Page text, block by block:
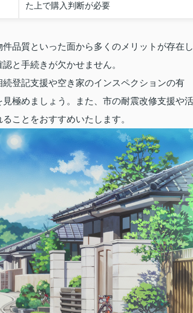
た上で購入判断が必要
品質といった面から多くのメリットが存在し
と手続きが欠かせません。
登記支援や空き家のインスペクションの有
極めましょう。また、市の耐震改修支援や活
ことをおすすめいたします。